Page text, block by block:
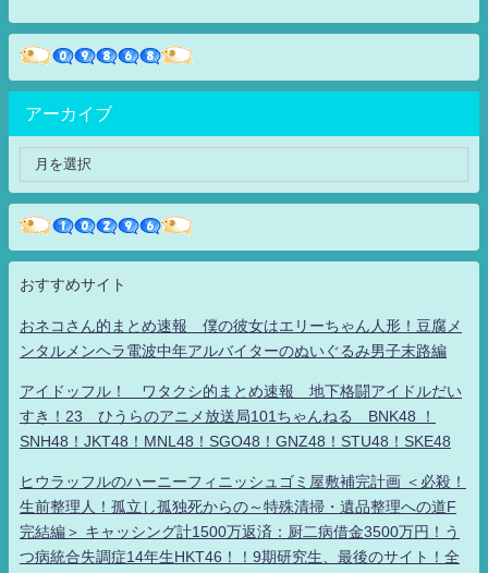
アーカイブ
おすすめサイト
おネコさん的まとめ速報 僕の彼女はエリーちゃん人形！豆腐メ
ンタルメンヘラ電波中年アルバイターのぬいぐるみ男子末路編
アイドッフル！ ワタクシ的まとめ速報 地下格闘アイドルだい
すき！23 ひうらのアニメ放送局101ちゃんねる BNK48 ！
SNH48！JKT48！MNL48！SGO48！GNZ48！STU48！SKE48
ヒウラッフルのハーニーフィニッシュゴミ屋敷補完計画 ＜必殺！
生前整理人！孤立し孤独死からの～特殊清掃・遺品整理への道F
完結編＞ キャッシング計1500万返済：厨二病借金3500万円！う
つ病統合失調症14年生HKT46！！9期研究生、最後のサイト！全